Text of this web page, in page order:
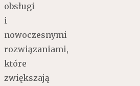
obsługi
i
nowoczesnymi
rozwiązaniami,
które
zwiększają